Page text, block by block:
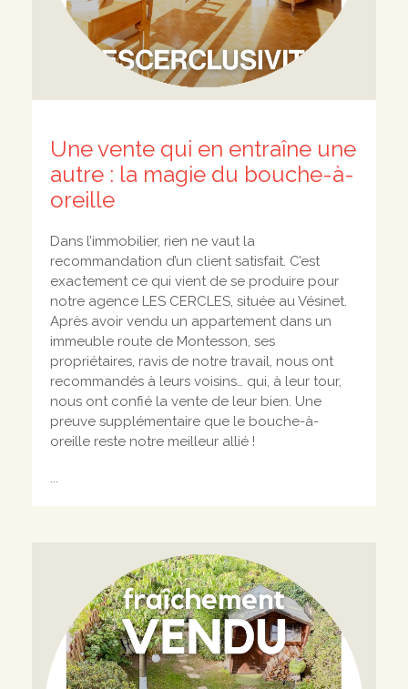
Une vente qui en entraîne une
autre : la magie du bouche-à-
oreille
Dans l’immobilier, rien ne vaut la
recommandation d’un client satisfait. C’est
exactement ce qui vient de se produire pour
notre agence LES CERCLES, située au Vésinet.
Après avoir vendu un appartement dans un
immeuble route de Montesson, ses
propriétaires, ravis de notre travail, nous ont
recommandés à leurs voisins… qui, à leur tour,
nous ont confié la vente de leur bien. Une
preuve supplémentaire que le bouche-à-
oreille reste notre meilleur allié !
...